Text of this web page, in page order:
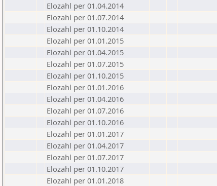
Elozahl per 01.04.2014
Elozahl per 01.07.2014
Elozahl per 01.10.2014
Elozahl per 01.01.2015
Elozahl per 01.04.2015
Elozahl per 01.07.2015
Elozahl per 01.10.2015
Elozahl per 01.01.2016
Elozahl per 01.04.2016
Elozahl per 01.07.2016
Elozahl per 01.10.2016
Elozahl per 01.01.2017
Elozahl per 01.04.2017
Elozahl per 01.07.2017
Elozahl per 01.10.2017
Elozahl per 01.01.2018